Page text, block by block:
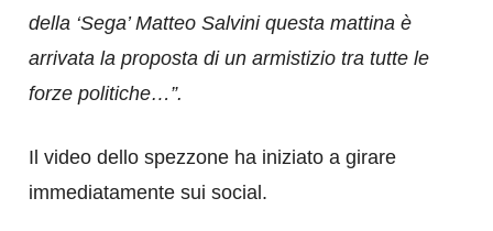
della ‘Sega’ Matteo Salvini questa mattina è
arrivata la proposta di un armistizio tra tutte le
forze politiche…”.
Il video dello spezzone ha iniziato a girare
immediatamente sui social.